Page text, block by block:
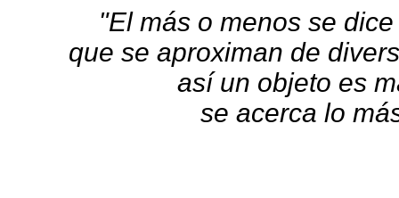
"El más o menos se
que se aproximan de
así un objeto es
se acerca lo